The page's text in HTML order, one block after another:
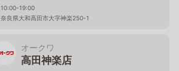
10:00-19:00
奈良県大和高田市大字神楽250-1
オークワ
高田神楽店